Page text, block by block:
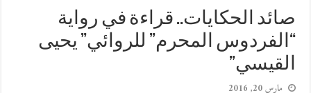
صائد الحكايات.. قراءة في رواية
“الفردوس المحرم” للروائي” يحيى
القيسي”
مارس 20, 2016